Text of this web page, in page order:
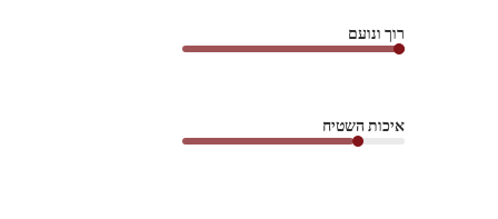
רוך ונועם
איכות השטיח